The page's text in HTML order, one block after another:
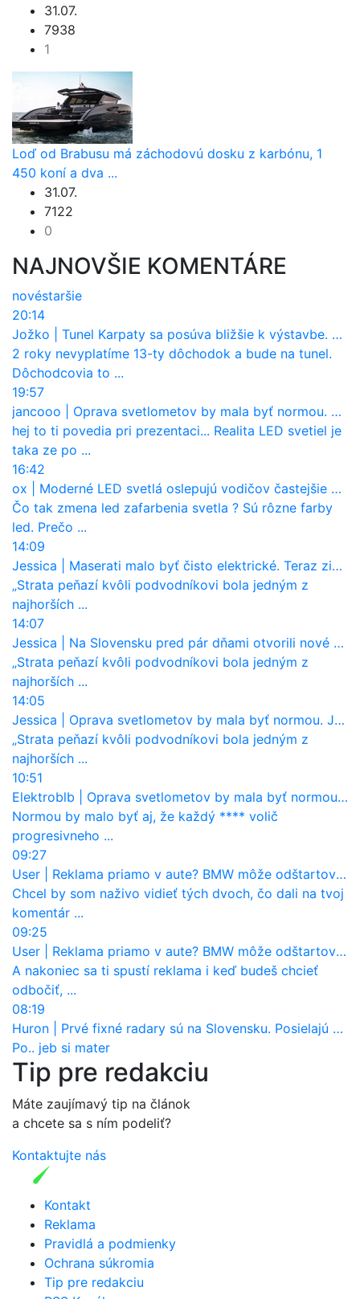
31.07.
7938
1
Loď od Brabusu má záchodovú dosku z karbónu, 1
450 koní a dva ...
31.07.
7122
0
NAJNOVŠIE KOMENTÁRE
novéstaršie
20:14
Jožko
Tunel Karpaty sa posúva bližšie k výstavbe. NDS urobila dôležitý krok
2 roky nevyplatíme 13-ty dôchodok a bude na tunel.
Dôchodcovia to ...
19:57
jancooo
Oprava svetlometov by mala byť normou. Jeden nový dnes stojí priemerne 1251 eur!
hej to ti povedia pri prezentaci... Realita LED svetiel je
taka ze po ...
16:42
ox
Moderné LED svetlá oslepujú vodičov častejšie než staré halogény
Čo tak zmena led zafarbenia svetla ? Sú rôzne farby
led. Prečo ...
14:09
Jessica
Maserati malo byť čisto elektrické. Teraz zisťuje, že potrebuje nový osemvalcový motor
„Strata peňazí kvôli podvodníkovi bola jedným z
najhorších ...
14:07
Jessica
Na Slovensku pred pár dňami otvorili nové mosty, ktoré to sú?
„Strata peňazí kvôli podvodníkovi bola jedným z
najhorších ...
14:05
Jessica
Oprava svetlometov by mala byť normou. Jeden nový dnes stojí priemerne 1251 eur!
„Strata peňazí kvôli podvodníkovi bola jedným z
najhorších ...
10:51
Elektroblb
Oprava svetlometov by mala byť normou. Jeden nový dnes stojí priemerne 1251 eur!
Normou by malo byť aj, že každý **** volič
progresivneho ...
09:27
User
Reklama priamo v aute? BMW môže odštartovať nový trend
Chcel by som naživo vidieť tých dvoch, čo dali na tvoj
komentár ...
09:25
User
Reklama priamo v aute? BMW môže odštartovať nový trend
A nakoniec sa ti spustí reklama i keď budeš chcieť
odbočiť, ...
08:19
Huron
Prvé fixné radary sú na Slovensku. Posielajú už pokuty? Ukáže ich Waze?
Po.. jeb si mater
Tip pre redakciu
Máte zaujímavý tip na článok
a chcete sa s ním podeliť?
Kontaktujte nás
Kontakt
Reklama
Pravidlá a podmienky
Ochrana súkromia
Tip pre redakciu